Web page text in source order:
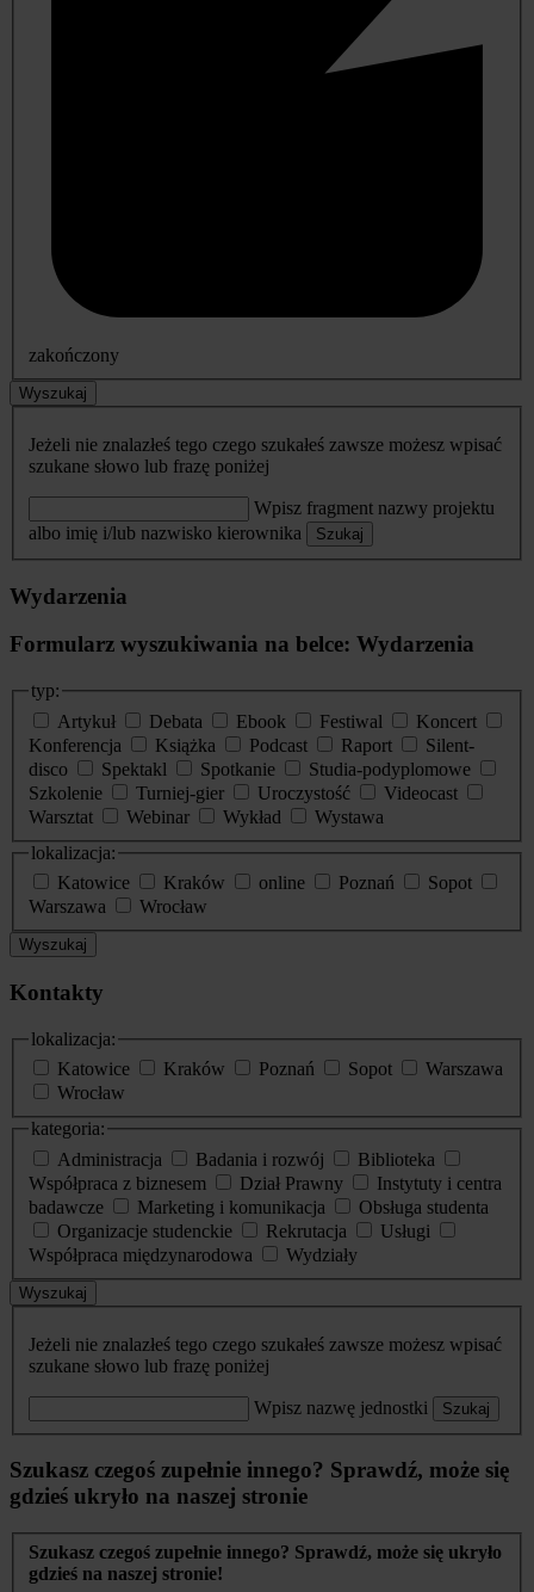
zakończony
Wyszukaj
Jeżeli nie znalazłeś tego czego szukałeś zawsze możesz wpisać
szukane słowo lub frazę poniżej
Wpisz fragment nazwy projektu
albo imię i/lub nazwisko kierownika
Szukaj
Wydarzenia
Formularz wyszukiwania na belce: Wydarzenia
typ:
Artykuł
Debata Ebook Festiwal
Koncert
Konferencja
Książka Podcast Raport
Silent-
disco
Spektakl Spotkanie
Studia-podyplomowe
Szkolenie
Turniej-gier Uroczystość
Videocast
Warsztat
Webinar Wykład
Wystawa
lokalizacja:
Katowice
Kraków online Poznań
Sopot
Warszawa
Wrocław
Wyszukaj
Kontakty
lokalizacja:
Katowice
Kraków Poznań Sopot
Warszawa
Wrocław
kategoria:
Administracja
Badania i rozwój
Biblioteka
Współpraca z biznesem
Dział Prawny
Instytuty i centra
badawcze
Marketing i komunikacja
Obsługa studenta
Organizacje studenckie
Rekrutacja
Usługi
Współpraca międzynarodowa
Wydziały
Wyszukaj
Jeżeli nie znalazłeś tego czego szukałeś zawsze możesz wpisać
szukane słowo lub frazę poniżej
Wpisz nazwę jednostki Szukaj
Szukasz czegoś zupełnie innego? Sprawdź, może się
gdzieś ukryło na naszej stronie
Szukasz czegoś zupełnie innego? Sprawdź, może się ukryło
gdzieś na naszej stronie!